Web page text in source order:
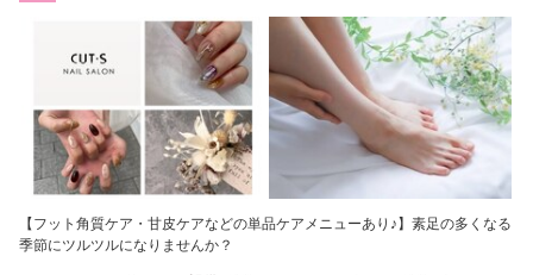
【フット角質ケア・甘皮ケアなどの単品ケアメニューあり♪】素足の多くなる
季節にツルツルになりませんか？